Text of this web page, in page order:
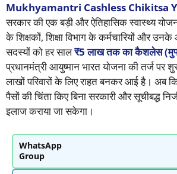
Mukhyamantri Cashless Chikitsa
सरकार की एक बड़ी और ऐतिहासिक स्वास्थ्य
के शिक्षकों, शिक्षा विभाग के कर्मचारियों और
सदस्यों को हर साल₹5 लाख तक का कैशलेस
प्रधानमंत्री आयुष्मान भारत योजना की तर्ज पर
लाखों परिवारों के लिए राहत बनकर आई है। अब
पैसों की चिंता किए बिना सरकारी और सूचीबद्ध
इलाज कराया जा सकेगा।
WhatsApp
Group